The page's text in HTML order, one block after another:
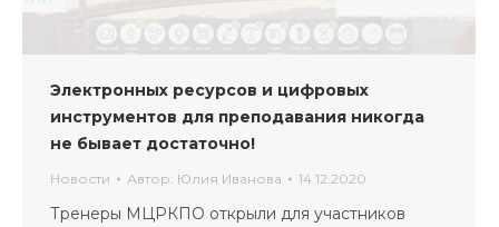
Электронных ресурсов и цифровых
инструментов для преподавания никогда
не бывает достаточно!
Новости Автор: Юлия Иванова 14.12.2020
Тренеры МЦРКПО открыли для участников